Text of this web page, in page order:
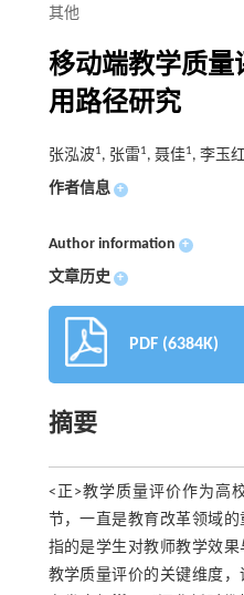
其他
移动端教学质量
用路径研究
张泓波1, 张雷1, 聂佳1, 李玉
作者信息 +
Author information +
文章历史 +
PDF (6384K)
摘要
<正>教学质量评价作为高
节，一直是教育改革领域
指的是学生对教师教学效
教学质量评价的关键维度